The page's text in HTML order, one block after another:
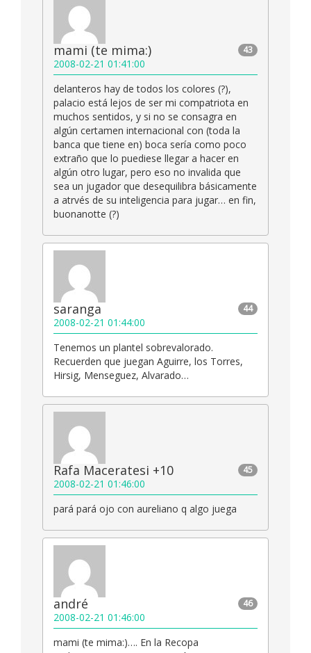
43
mami (te mima:)
2008-02-21 01:41:00
delanteros hay de todos los colores (?),
palacio está lejos de ser mi compatriota en
muchos sentidos, y si no se consagra en
algún certamen internacional con (toda la
banca que tiene en) boca sería como poco
extraño que lo puediese llegar a hacer en
algún otro lugar, pero eso no invalida que
sea un jugador que desequilibra básicamente
a atrvés de su inteligencia para jugar… en fin,
buonanotte (?)
44
saranga
2008-02-21 01:44:00
Tenemos un plantel sobrevalorado.
Recuerden que juegan Aguirre, los Torres,
Hirsig, Menseguez, Alvarado…
45
Rafa Maceratesi +10
2008-02-21 01:46:00
pará pará ojo con aureliano q algo juega
46
andré
2008-02-21 01:46:00
mami (te mima:)…. En la Recopa